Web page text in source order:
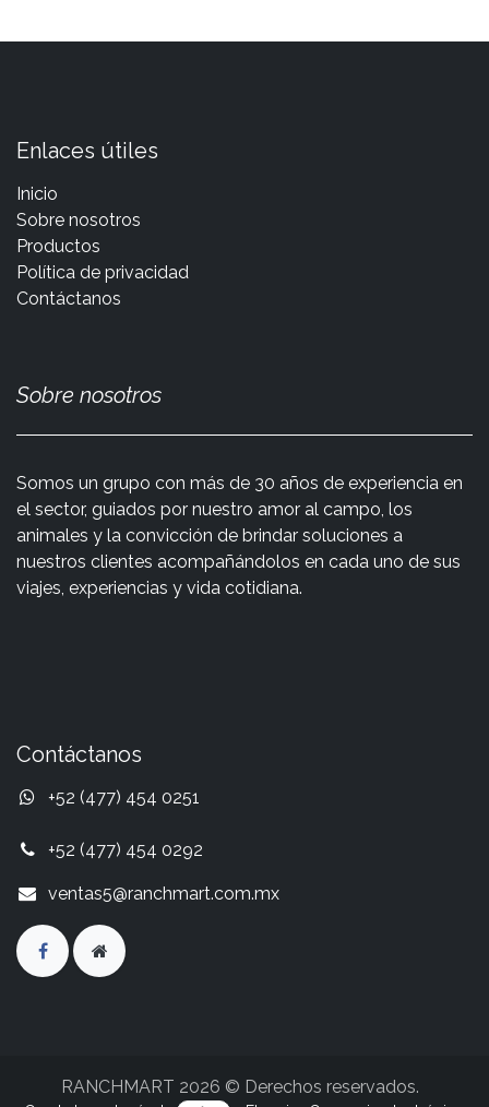
Enlaces útiles
Inicio
Sobre nosotros
Productos
Política de privacidad
Contáctanos
Sobre nosotros
Somos un grupo con más de 30 años de experiencia en
el sector, guiados por nuestro amor al campo, los
animales y la convicción de brindar soluciones a
nuestros clientes acompañándolos en cada uno de sus
viajes, experiencias y vida cotidiana.
Contáctanos
+52 (477) 454 0251
+52 (477) 454 0292
ventas5@ranchmart.com.mx
RANCHMART 2026 © Derechos reservados.